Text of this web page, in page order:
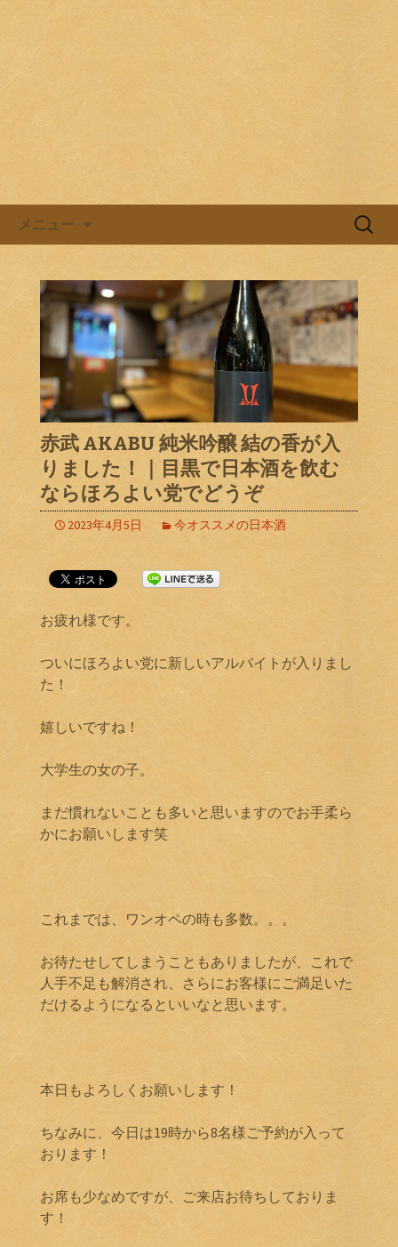
メニュー
検
赤武 AKABU 純米吟醸 結の香が入
りました！｜目黒で日本酒を飲む
ならほろよい党でどうぞ
2023年4月5日 今オススメの日本酒
お疲れ様です。
ついにほろよい党に新しいアルバイトが入りまし
た！
嬉しいですね！
大学生の女の子。
まだ慣れないことも多いと思いますのでお手柔ら
かにお願いします笑
これまでは、ワンオペの時も多数。。。
お待たせしてしまうこともありましたが、これで
人手不足も解消され、さらにお客様にご満足いた
だけるようになるといいなと思います。
本日もよろしくお願いします！
ちなみに、今日は19時から8名様ご予約が入って
おります！
お席も少なめですが、ご来店お待ちしておりま
す！